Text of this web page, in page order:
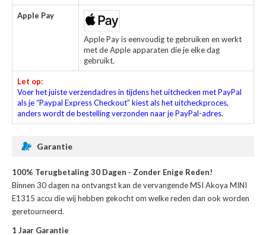
Apple Pay
Apple Pay is eenvoudig te gebruiken en werkt
met de Apple apparaten die je elke dag
gebruikt.
Let op:
Voer het juiste verzendadres in tijdens het uitchecken met PayPal
als je “Paypal Express Checkout” kiest als het uitcheckproces,
anders wordt de bestelling verzonden naar je PayPal-adres.
Garantie
100% Terugbetaling 30 Dagen - Zonder Enige Reden!
Binnen 30 dagen na ontvangst kan devervangende MSI Akoya MINI
E1315 accu die wij hebben gekocht om welke reden dan ook worden
geretourneerd.
1 Jaar Garantie